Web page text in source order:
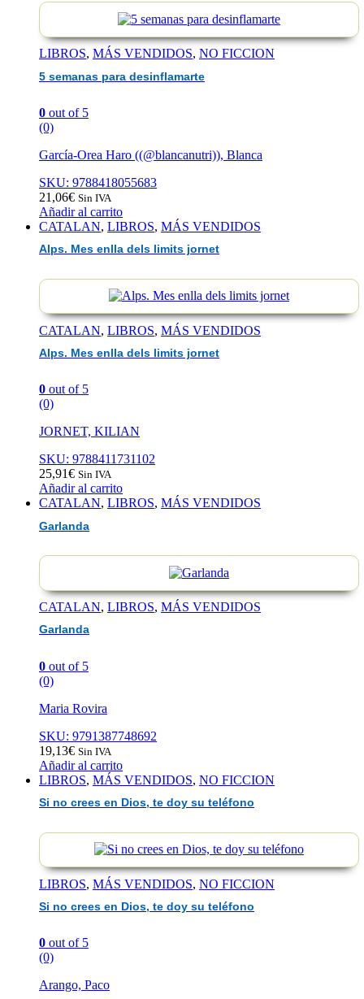
LIBROS, MÁS VENDIDOS, NO FICCION
5 semanas para desinflamarte
0 out of 5
(0)
García-Orea Haro ((@blancanutri)), Blanca
SKU: 9788418055683
21,06€ Sin IVA
Añadir al carrito
CATALAN, LIBROS, MÁS VENDIDOS
Alps. Mes enlla dels limits jornet
CATALAN, LIBROS, MÁS VENDIDOS
Alps. Mes enlla dels limits jornet
0 out of 5
(0)
JORNET, KILIAN
SKU: 9788411731102
25,91€ Sin IVA
Añadir al carrito
CATALAN, LIBROS, MÁS VENDIDOS
Garlanda
CATALAN, LIBROS, MÁS VENDIDOS
Garlanda
0 out of 5
(0)
Maria Rovira
SKU: 9791387748692
19,13€ Sin IVA
Añadir al carrito
LIBROS, MÁS VENDIDOS, NO FICCION
Si no crees en Dios, te doy su teléfono
LIBROS, MÁS VENDIDOS, NO FICCION
Si no crees en Dios, te doy su teléfono
0 out of 5
(0)
Arango, Paco